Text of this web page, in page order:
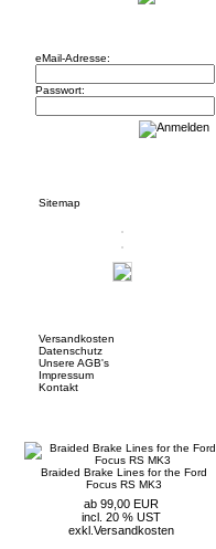
eMail-Adresse:
Passwort:
Sitemap
Versandkosten
Datenschutz
Unsere AGB's
Impressum
Kontakt
Braided Brake Lines for the Ford
Focus RS MK3
ab 99,00 EUR
incl. 20 % UST
exkl. Versandkosten